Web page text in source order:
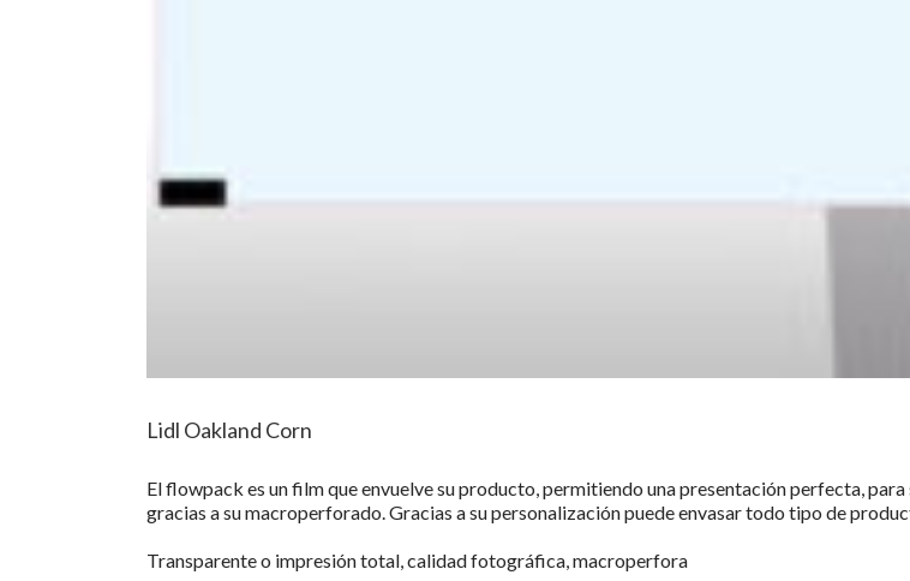
Lidl Oakland Corn
El flowpack es un film que envuelve su producto, permitiendo una presentación perfecta,
gracias a su macroperforado. Gracias a su personalización puede envasar todo tipo de
Transparente o impresión total, calidad fotográfica, macroperfora